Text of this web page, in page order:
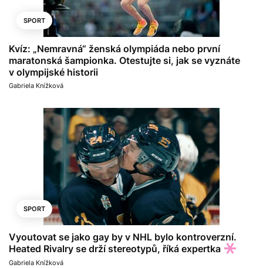
SPORT
Kvíz: „Nemravná“ ženská olympiáda nebo první
maratonská šampionka. Otestujte si, jak se vyznáte
v olympijské historii
Gabriela Knížková
SPORT
Vyoutovat se jako gay by v NHL bylo kontroverzní.
Heated Rivalry se drží stereotypů, říká expertka
Gabriela Knížková